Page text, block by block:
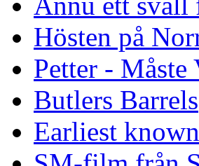
Hösten på
Petter - Måste
Butlers Barrels
Earliest